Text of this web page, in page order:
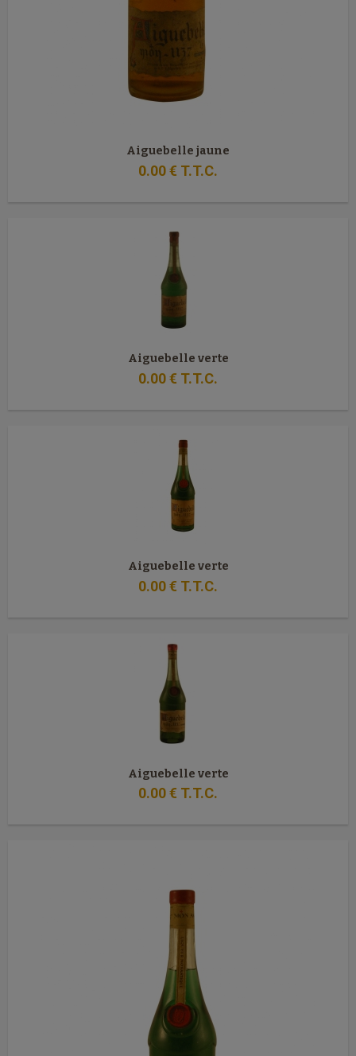
Aiguebelle jaune
0.00€ T.T.C.
Aiguebelle verte
0.00€ T.T.C.
Aiguebelle verte
0.00€ T.T.C.
Aiguebelle verte
0.00€ T.T.C.